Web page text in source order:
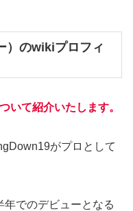
）のwikiプロフィ
いて紹介いたします。
がプロとして
年でのデビューとなる